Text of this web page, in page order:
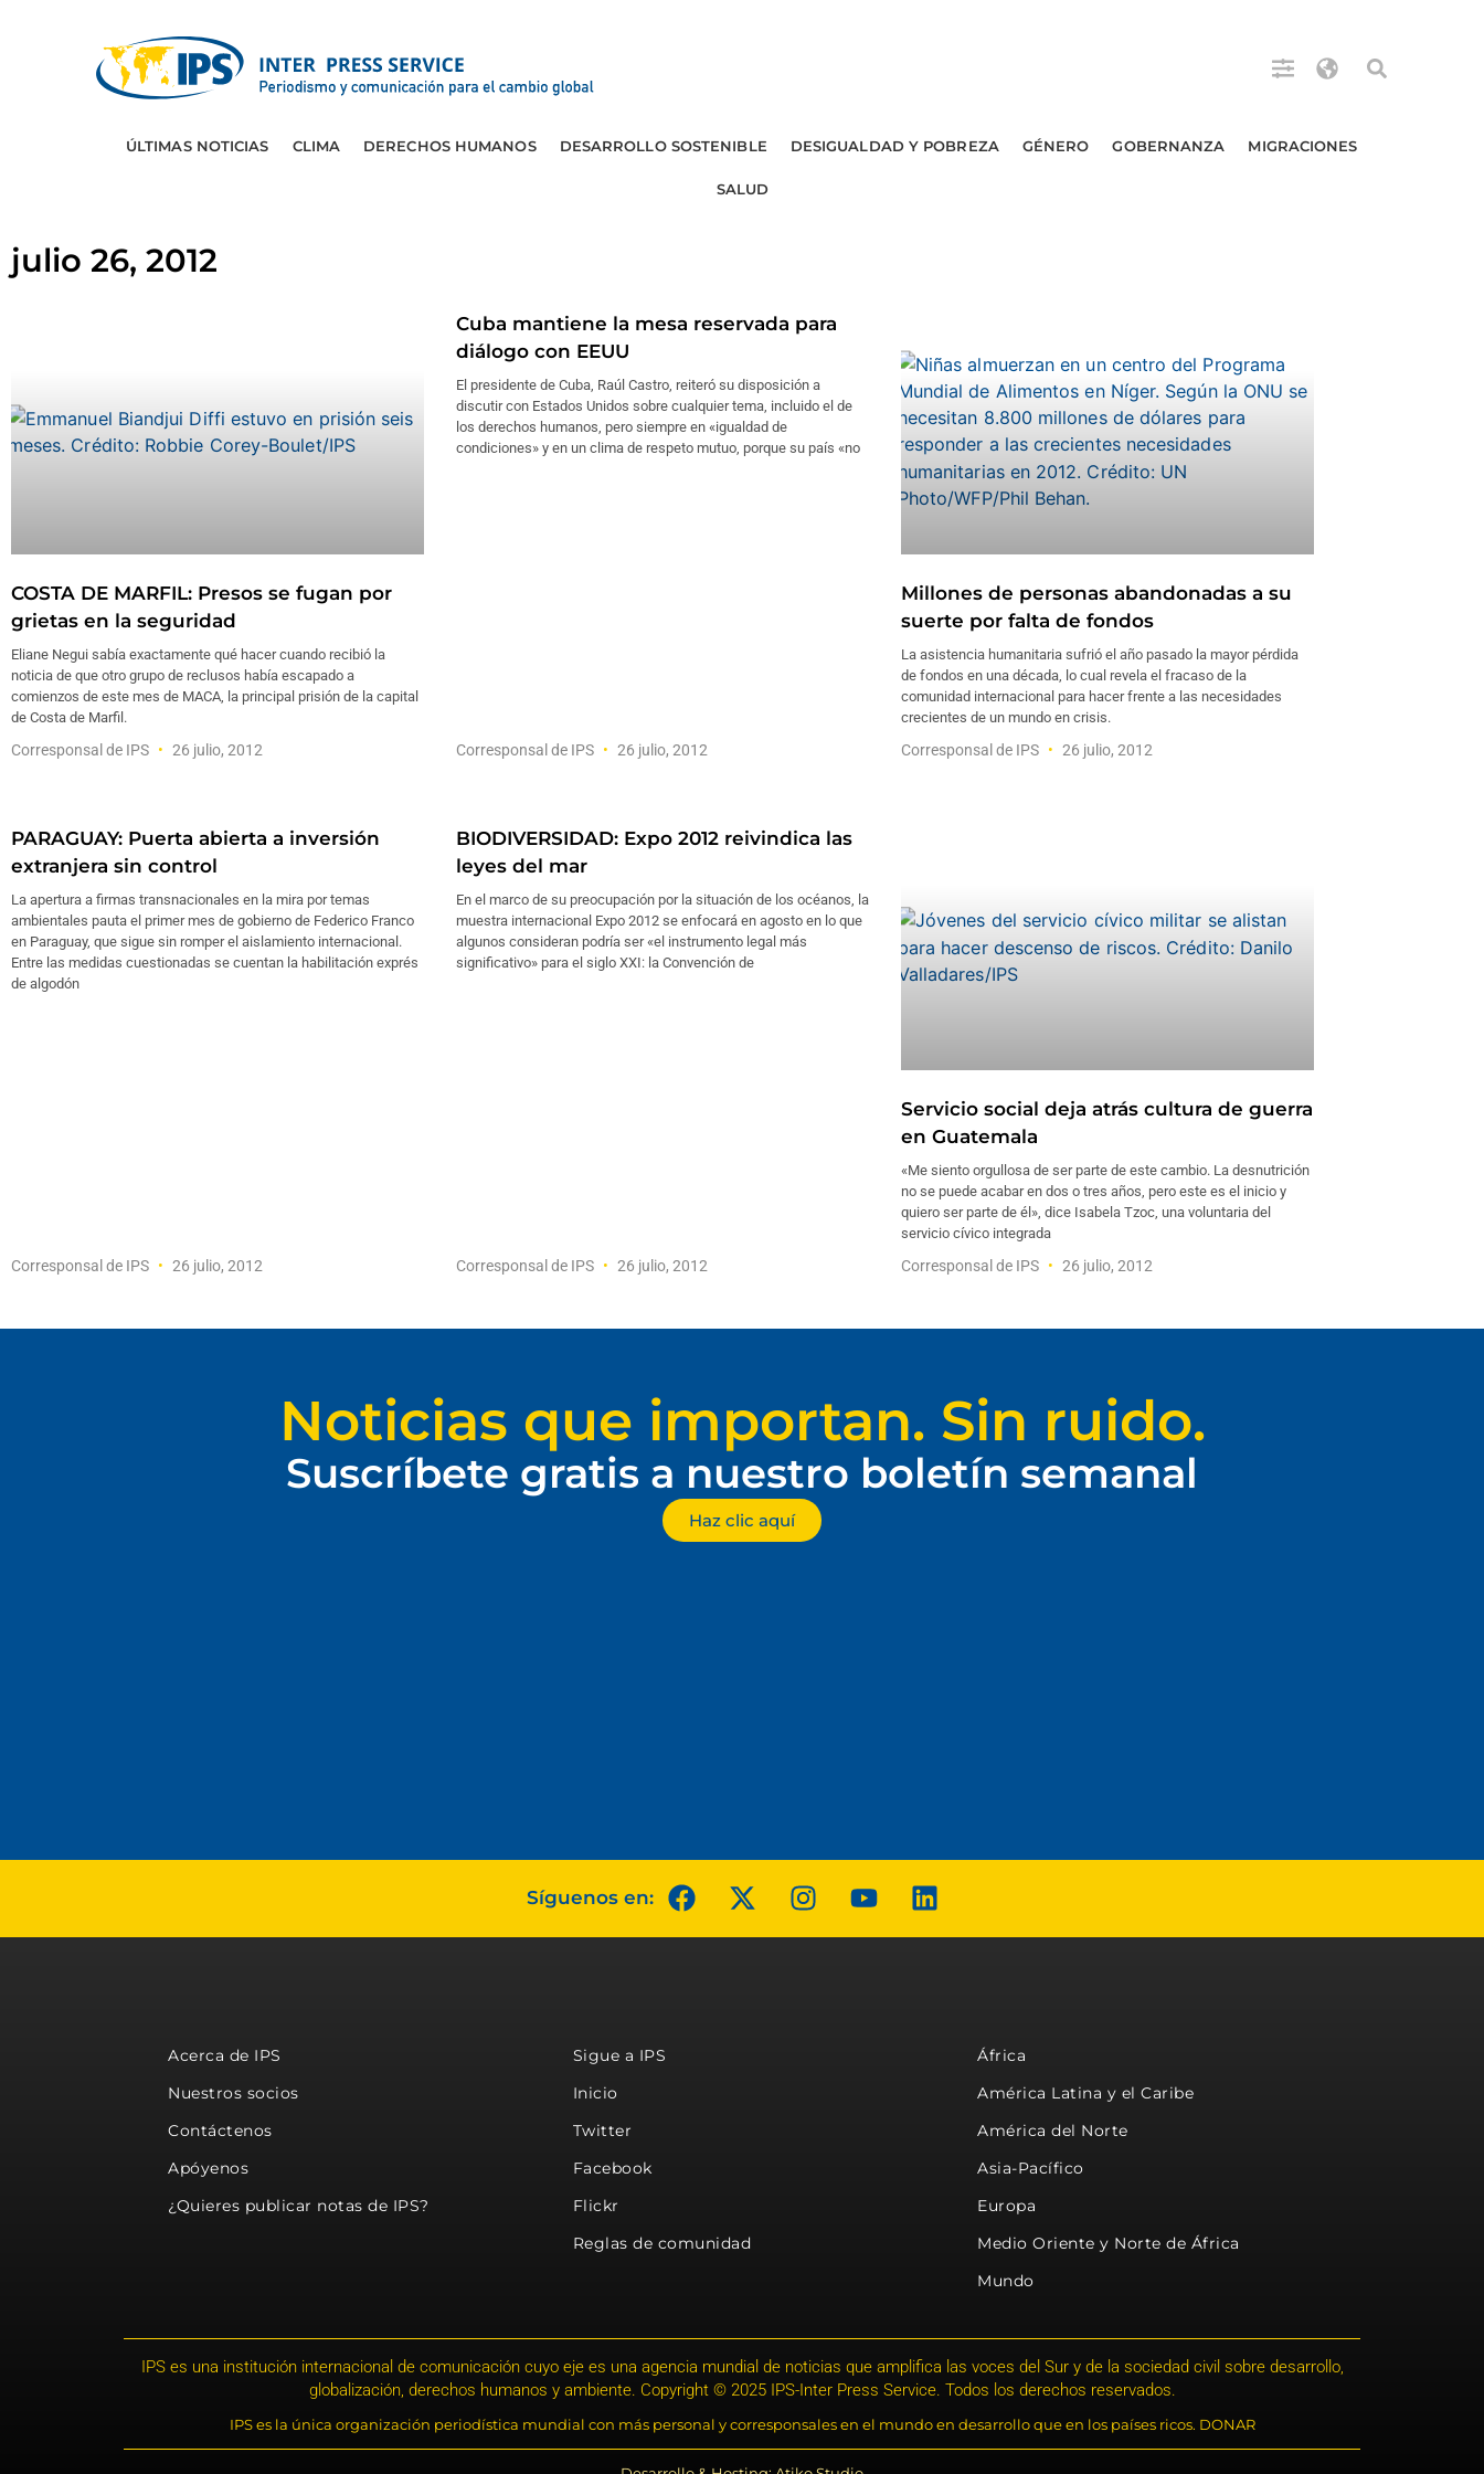
ÚLTIMAS NOTICIAS CLIMA DERECHOS HUMANOS DESARROLLO SOSTENIBLE DESIGUALDAD Y POBREZA GÉNERO GOBERNANZA MIGRACIONES
SALUD
julio 26, 2012
COSTA DE MARFIL: Presos se fugan por
grietas en la seguridad
Eliane Negui sabía exactamente qué hacer cuando recibió la
noticia de que otro grupo de reclusos había escapado a
comienzos de este mes de MACA, la principal prisión de la capital
de Costa de Marfil.
Corresponsal de IPS 26 julio, 2012
Cuba mantiene la mesa reservada para
diálogo con EEUU
El presidente de Cuba, Raúl Castro, reiteró su disposición a
discutir con Estados Unidos sobre cualquier tema, incluido el de
los derechos humanos, pero siempre en «igualdad de
condiciones» y en un clima de respeto mutuo, porque su país «no
Corresponsal de IPS 26 julio, 2012
Millones de personas abandonadas a su
suerte por falta de fondos
La asistencia humanitaria sufrió el año pasado la mayor pérdida
de fondos en una década, lo cual revela el fracaso de la
comunidad internacional para hacer frente a las necesidades
crecientes de un mundo en crisis.
Corresponsal de IPS 26 julio, 2012
PARAGUAY: Puerta abierta a inversión
extranjera sin control
La apertura a firmas transnacionales en la mira por temas
ambientales pauta el primer mes de gobierno de Federico Franco
en Paraguay, que sigue sin romper el aislamiento internacional.
Entre las medidas cuestionadas se cuentan la habilitación exprés
de algodón
Corresponsal de IPS 26 julio, 2012
BIODIVERSIDAD: Expo 2012 reivindica las
leyes del mar
En el marco de su preocupación por la situación de los océanos, la
muestra internacional Expo 2012 se enfocará en agosto en lo que
algunos consideran podría ser «el instrumento legal más
significativo» para el siglo XXI: la Convención de
Corresponsal de IPS 26 julio, 2012
Servicio social deja atrás cultura de guerra
en Guatemala
«Me siento orgullosa de ser parte de este cambio. La desnutrición
no se puede acabar en dos o tres años, pero este es el inicio y
quiero ser parte de él», dice Isabela Tzoc, una voluntaria del
servicio cívico integrada
Corresponsal de IPS 26 julio, 2012
Noticias que importan. Sin ruido.
Suscríbete gratis a nuestro boletín semanal
Haz clic aquí
Síguenos en:
Acerca de IPS
Nuestros socios
Contáctenos
Apóyenos
¿Quieres publicar notas de IPS?
Sigue a IPS
Inicio
Twitter
Facebook
Flickr
Reglas de comunidad
África
América Latina y el Caribe
América del Norte
Asia-Pacífico
Europa
Medio Oriente y Norte de África
Mundo
IPS es una institución internacional de comunicación cuyo eje es una agencia mundial de noticias que amplifica las voces del Sur y de la sociedad civil sobre desarrollo,
globalización, derechos humanos y ambiente. Copyright © 2025 IPS-Inter Press Service. Todos los derechos reservados.
IPS es la única organización periodística mundial con más personal y corresponsales en el mundo en desarrollo que en los países ricos. DONAR